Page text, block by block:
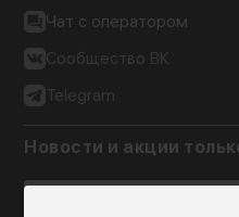
Чат с оператором
Сообщество ВК
Telegram
Новости и акции